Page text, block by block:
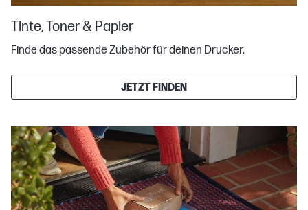
Tinte, Toner & Papier
Finde das passende Zubehör für deinen Drucker.
JETZT FINDEN